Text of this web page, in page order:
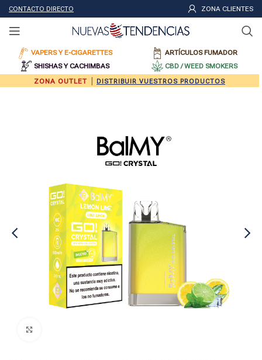
CONTACTO DIRECTO ZONA CLIENTES
VAPERS Y E-CIGARETTES
ARTÍCULOS FUMADOR
SHISHAS Y CACHIMBAS
CBD / WEED SMOKERS
ZONA OUTLET
DISTRIBUIR VUESTROS PRODUCTOS